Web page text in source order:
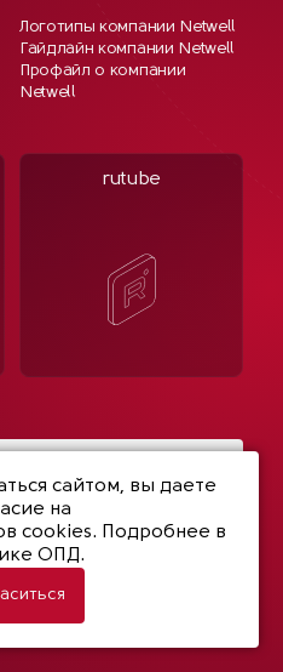
Логотипы компании Netwell
Гайдлайн компании Netwell
Профайл о компании
Netwell
rutube
сайтом, вы даете
на
cookies. Подробнее в
ОПД.